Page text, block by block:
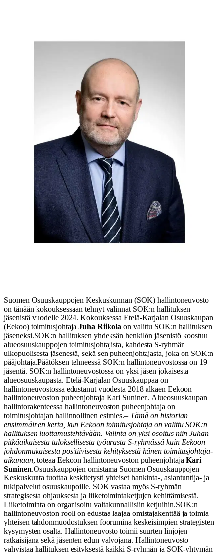
Suomen Osuuskauppojen Keskuskunnan (SOK) hallintoneuvosto
on tänään kokouksessaan tehnyt valinnat SOK:n hallituksen
jäsenistä vuodelle 2024. Kokouksessa Etelä-Karjalan Osuuskaupan
(Eekoo) toimitusjohtaja Juha Riikola on valittu SOK:n hallituksen
jäseneksi.SOK:n hallituksen yhdeksän henkilön jäsenistö koostuu
alueosuuskauppojen toimitusjohtajista, kahdesta S-ryhmän
ulkopuolisesta jäsenestä, sekä sen puheenjohtajasta, joka on SOK:n
pääjohtaja.Päätöksen tehneessä SOK:n hallintoneuvostossa on 19
jäsentä. SOK:n hallintoneuvostossa on yksi jäsen jokaisesta
alueosuuskaupasta. Etelä-Karjalan Osuuskauppaa on
hallintoneuvostossa edustanut vuodesta 2018 alkaen Eekoon
hallintoneuvoston puheenjohtaja Kari Suninen. Alueosuuskaupan
hallintorakenteessa hallintoneuvoston puheenjohtaja on
toimitusjohtajan hallinnollinen esimies.– Tämä on historian
ensimmäinen kerta, kun Eekoon toimitusjohtaja on valittu SOK:n
hallituksen luottamustehtävään. Valinta on yksi osoitus niin Juhan
pitkäaikaisesta tuloksellisesta työurasta S-ryhmässä kuin Eekoon
johdonmukaisesta positiivisesta kehityksestä hänen toimitusjohtaja-
aikanaan, toteaa Eekoon hallintoneuvoston puheenjohtaja Kari
Suninen.Osuuskauppojen omistama Suomen Osuuskauppojen
Keskuskunta tuottaa keskitetysti yhteiset hankinta-, asiantuntija- ja
tukipalvelut osuuskaupoille. SOK vastaa myös S-ryhmän
strategisesta ohjauksesta ja liiketoimintaketjujen kehittämisestä.
Liiketoiminta on organisoitu valtakunnallisiin ketjuihin.SOK:n
hallintoneuvoston rooli on edustaa laajaa omistajakenttää ja toimia
yhteisen tahdonmuodostuksen foorumina keskeisimpien strategisten
kysymysten osalta. Hallintoneuvosto toimii suurten linjojen
ratkaisijana sekä jäsenten edun valvojana. Hallintoneuvosto
vahvistaa hallituksen esityksestä kaikki S-ryhmän ja SOK-yhtymän